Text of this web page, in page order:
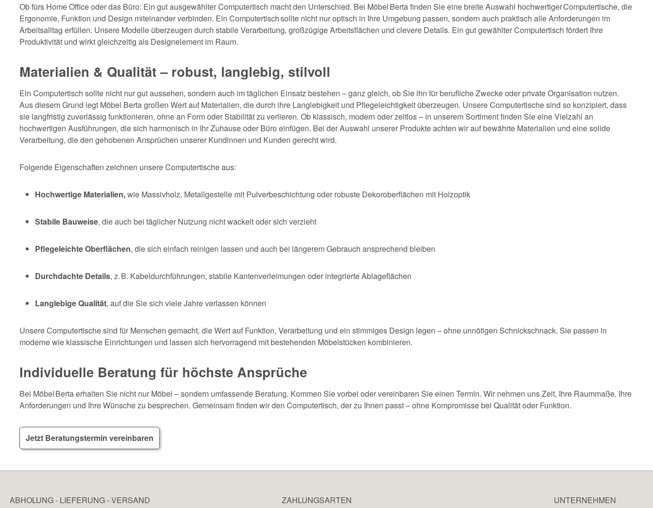
Ob fürs Home Office oder das Büro: Ein gut ausgewählter Computertisch macht den Unterschied. Bei Möbel Berta finden Sie eine breite Auswahl hochwertiger Computertische, die
Ergonomie, Funktion und Design miteinander verbinden. Ein Computertisch sollte nicht nur optisch in Ihre Umgebung passen, sondern auch praktisch alle Anforderungen im
Arbeitsalltag erfüllen. Unsere Modelle überzeugen durch stabile Verarbeitung, großzügige Arbeitsflächen und clevere Details. Ein gut gewählter Computertisch fördert Ihre
Produktivität und wirkt gleichzeitig als Designelement im Raum.
Materialien & Qualität – robust, langlebig, stilvoll
Ein Computertisch sollte nicht nur gut aussehen, sondern auch im täglichen Einsatz bestehen – ganz gleich, ob Sie ihn für berufliche Zwecke oder private Organisation nutzen.
Aus diesem Grund legt Möbel Berta großen Wert auf Materialien, die durch ihre Langlebigkeit und Pflegeleichtigkeit überzeugen. Unsere Computertische sind so konzipiert, dass
sie langfristig zuverlässig funktionieren, ohne an Form oder Stabilität zu verlieren. Ob klassisch, modern oder zeitlos – in unserem Sortiment finden Sie eine Vielzahl an
hochwertigen Ausführungen, die sich harmonisch in Ihr Zuhause oder Büro einfügen. Bei der Auswahl unserer Produkte achten wir auf bewährte Materialien und eine solide
Verarbeitung, die den gehobenen Ansprüchen unserer Kundinnen und Kunden gerecht wird.
Folgende Eigenschaften zeichnen unsere Computertische aus:
Hochwertige Materialien,wie Massivholz, Metallgestelle mit Pulverbeschichtung oder robuste Dekoroberflächen mit Holzoptik
Stabile Bauweise, die auch bei täglicher Nutzung nicht wackelt oder sich verzieht
Pflegeleichte Oberflächen, die sich einfach reinigen lassen und auch bei längerem Gebrauch ansprechend bleiben
Durchdachte Details, z. B. Kabeldurchführungen, stabile Kantenverleimungen oder integrierte Ablageflächen
Langlebige Qualität, auf die Sie sich viele Jahre verlassen können
Unsere Computertische sind für Menschen gemacht, die Wert auf Funktion, Verarbeitung und ein stimmiges Design legen – ohne unnötigen Schnickschnack. Sie passen in
moderne wie klassische Einrichtungen und lassen sich hervorragend mit bestehenden Möbelstücken kombinieren.
Individuelle Beratung für höchste Ansprüche
Bei Möbel Berta erhalten Sie nicht nur Möbel – sondern umfassende Beratung. Kommen Sie vorbei oder vereinbaren Sie einen Termin. Wir nehmen uns Zeit, Ihre Raummaße, Ihre
Anforderungen und Ihre Wünsche zu besprechen. Gemeinsam finden wir den Computertisch, der zu Ihnen passt – ohne Kompromisse bei Qualität oder Funktion.
Jetzt Beratungstermin vereinbaren
ABHOLUNG - LIEFERUNG - VERSAND ZAHLUNGSARTEN UNTERNEHMEN